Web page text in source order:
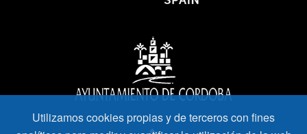
Utilizamos cookies propias y de terceros con fines